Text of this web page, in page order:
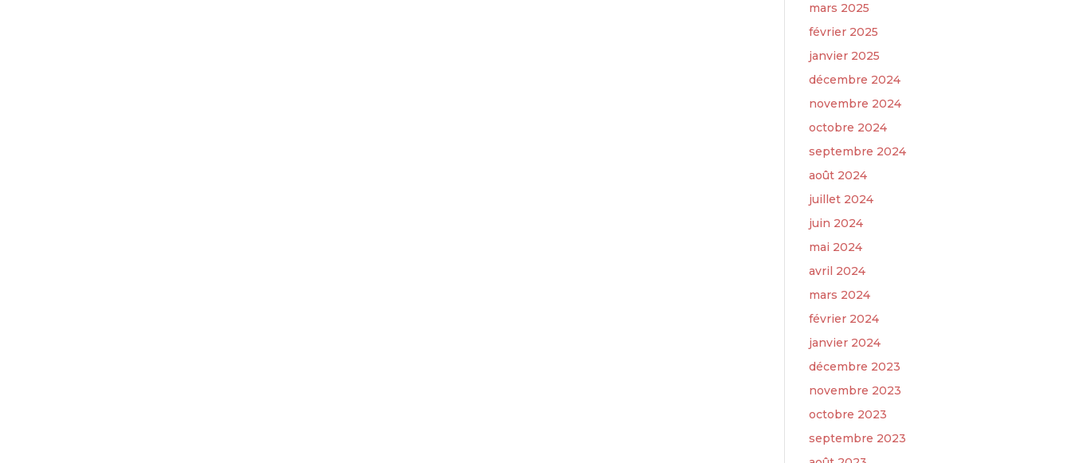
mars 2025
février 2025
janvier 2025
décembre 2024
novembre 2024
octobre 2024
septembre 2024
août 2024
juillet 2024
juin 2024
mai 2024
avril 2024
mars 2024
février 2024
janvier 2024
décembre 2023
novembre 2023
octobre 2023
septembre 2023